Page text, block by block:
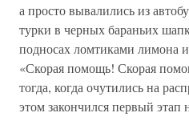
а просто вывалились из
турки в черных бараньих
подносах ломтиками лимона
«Скорая помощь! Скорая
тогда, когда очутились на
этом закончился первый этап